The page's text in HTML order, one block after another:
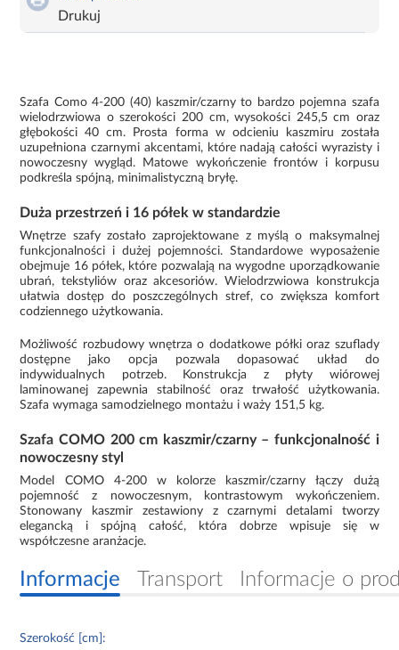
Drukuj
Szafa Como 4-200 (40) kaszmir/czarny to bardzo pojemna szafa
wielodrzwiowa o szerokości 200 cm, wysokości 245,5 cm oraz
głębokości 40 cm. Prosta forma w odcieniu kaszmiru została
uzupełniona czarnymi akcentami, które nadają całości wyrazisty i
nowoczesny wygląd. Matowe wykończenie frontów i korpusu
podkreśla spójną, minimalistyczną bryłę.
Duża przestrzeń i 16 półek w standardzie
Wnętrze szafy zostało zaprojektowane z myślą o maksymalnej
funkcjonalności i dużej pojemności. Standardowe wyposażenie
obejmuje 16 półek, które pozwalają na wygodne uporządkowanie
ubrań, tekstyliów oraz akcesoriów. Wielodrzwiowa konstrukcja
ułatwia dostęp do poszczególnych stref, co zwiększa komfort
codziennego użytkowania.
Możliwość rozbudowy wnętrza o dodatkowe półki oraz szuflady
dostępne jako opcja pozwala dopasować układ do
indywidualnych potrzeb. Konstrukcja z płyty wiórowej
laminowanej zapewnia stabilność oraz trwałość użytkowania.
Szafa wymaga samodzielnego montażu i waży 151,5 kg.
Szafa COMO 200 cm kaszmir/czarny – funkcjonalność i
nowoczesny styl
Model COMO 4-200 w kolorze kaszmir/czarny łączy dużą
pojemność z nowoczesnym, kontrastowym wykończeniem.
Stonowany kaszmir zestawiony z czarnymi detalami tworzy
elegancką i spójną całość, która dobrze wpisuje się w
współczesne aranżacje.
Informacje Transport Informacje o
Szerokość [cm]: